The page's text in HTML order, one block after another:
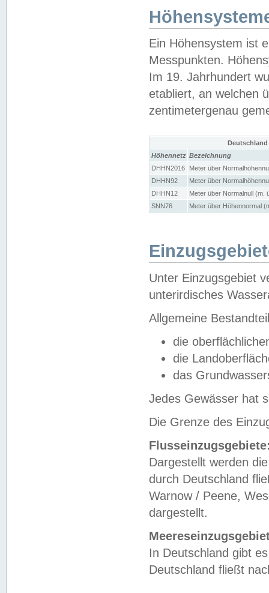
Ein Höhensystem ist
Messpunkten.
Im 19. Jahrhundert
etabliert, an welchen
zentimetergenau
Höhennetz Bezeichnung
DHHN2016
Meter über
DHHN92
Meter über
DHHN12
Meter über Normalnull (m.
SNN76
Meter über Höhennormal
Unter Einzugsgebiet
unterirdisches
Allgemeine
die
die
das
Jedes Gewässer hat
Die Grenze des
Dargestellt werden
durch Deutschland
Warnow / Peene,
dargestellt.
In Deutschland gibt
Deutschland fließt